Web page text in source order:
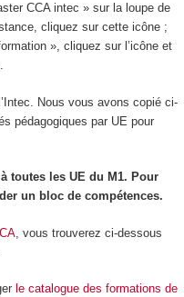
CCA intec » sur la loupe de
cliquez sur cette icône ;
», cliquez sur l’icône et
Nous vous avons copié ci-
pédagogiques par UE pour
toutes les UE du M1. Pour
un bloc de compétences.
, vous trouverez ci-dessous
le catalogue des formations de